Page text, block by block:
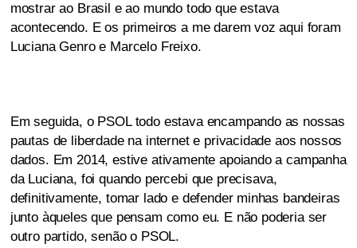
mostrar ao Brasil e ao mundo todo que estava
acontecendo. E os primeiros a me darem voz aqui foram
Luciana Genro e Marcelo Freixo.
Em seguida, o PSOL todo estava encampando as nossas
pautas de liberdade na internet e privacidade aos nossos
dados. Em 2014, estive ativamente apoiando a campanha
da Luciana, foi quando percebi que precisava,
definitivamente, tomar lado e defender minhas bandeiras
junto àqueles que pensam como eu. E não poderia ser
outro partido, senão o PSOL.